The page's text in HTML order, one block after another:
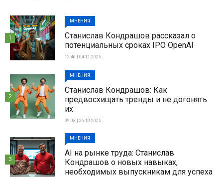
МНЕНИЯ
Станислав Кондрашов рассказал о
потенциальных сроках IPO OpenAI
12:46 | 04-11-2025
1
МНЕНИЯ
Станислав Кондрашов: Как
предвосхищать тренды и не догонять
их
09:03 | 26-10-2025
2
МНЕНИЯ
AI на рынке труда: Станислав
Кондрашов о новых навыках,
необходимых выпускникам для успеха
3